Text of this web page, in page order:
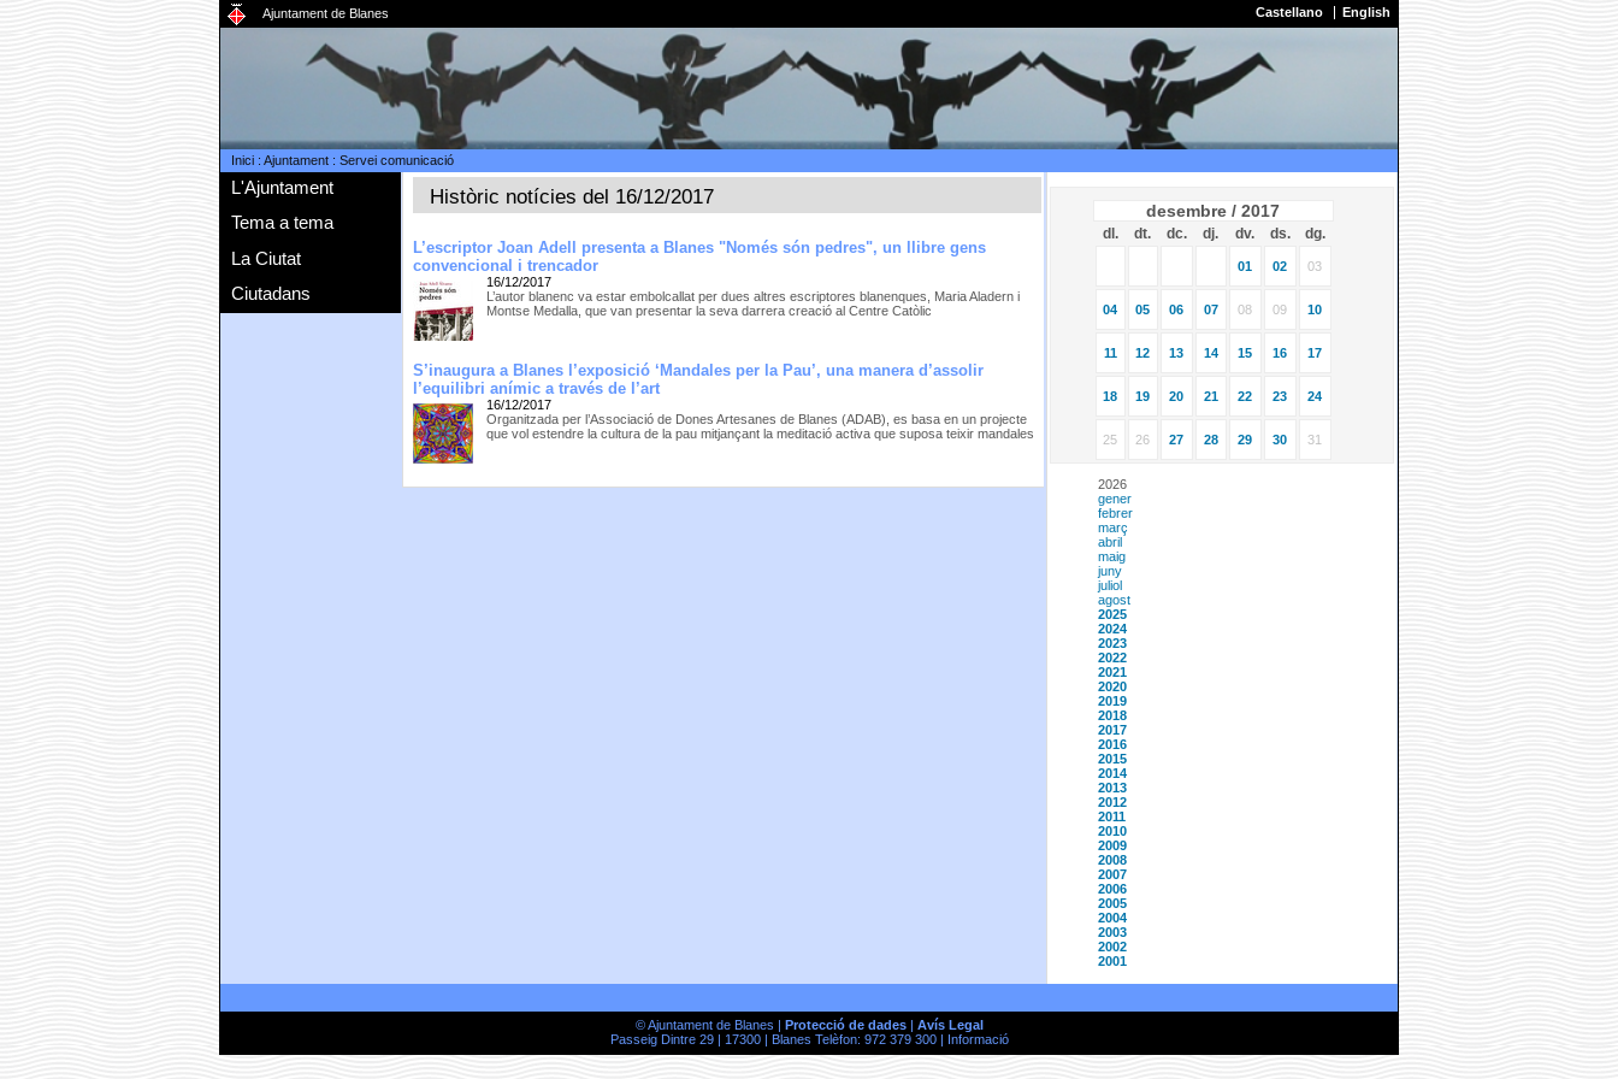
Ajuntament de Blanes Castellano English
Inici: Ajuntament: Servei comunicació
L'Ajuntament
Tema a tema
La Ciutat
Ciutadans
Històric notícies del 16/12/2017
L’escriptor Joan Adell presenta a Blanes "Només són pedres", un llibre gens
convencional i trencador
16/12/2017
L’autor blanenc va estar embolcallat per dues altres escriptores blanenques, Maria Aladern i
Montse Medalla, que van presentar la seva darrera creació al Centre Catòlic
S’inaugura a Blanes l’exposició ‘Mandales per la Pau’, una manera d’assolir
l’equilibri anímic a través de l’art
16/12/2017
Organitzada per l’Associació de Dones Artesanes de Blanes (ADAB), es basa en un projecte
que vol estendre la cultura de la pau mitjançant la meditació activa que suposa teixir mandales
desembre / 2017
dl. dt. dc. dj. dv. ds. dg.
01 02 03
04 05 06 07 08 09 10
11 12 13 14 15 16 17
18 19 20 21 22 23 24
25 26 27 28 29 30 31
2026
gener
febrer
març
abril
maig
juny
juliol
agost
2025
2024
2023
2022
2021
2020
2019
2018
2017
2016
2015
2014
2013
2012
2011
2010
2009
2008
2007
2006
2005
2004
2003
2002
2001
© Ajuntament de Blanes | Protecció de dades| Avís Legal
Passeig Dintre 29 | 17300 | Blanes Telèfon: 972 379 300 |
Informació